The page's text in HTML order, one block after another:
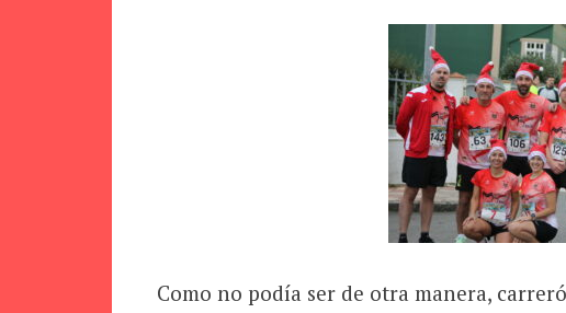
Como no podía ser de otra manera,